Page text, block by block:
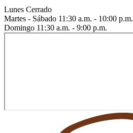
Lunes Cerrado
Martes - Sábado 11:30 a.m. - 10:00 p.m.
Domingo 11:30 a.m. - 9:00 p.m.